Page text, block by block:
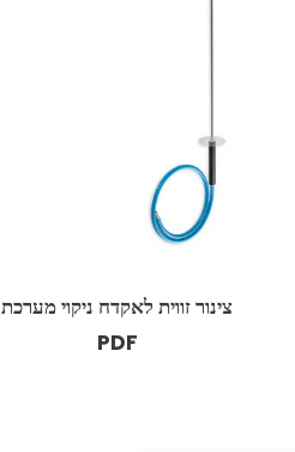
צינור זווית לאקדח ניקוי מערכת
PDF